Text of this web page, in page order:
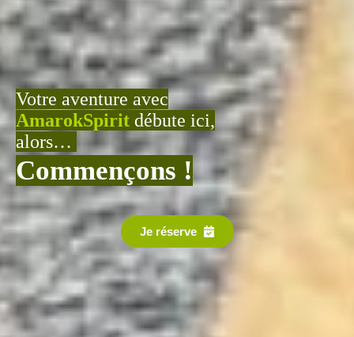
Votre aventure avec
AmarokSpirit débute ici,
alors…
Commençons !
Je réserve